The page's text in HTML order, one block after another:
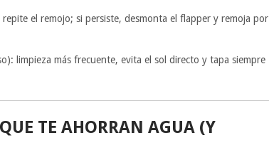
repite el remojo; si persiste, desmonta el flapper y remoja por
limpieza más frecuente, evita el sol directo y tapa siempre
TE AHORRAN AGUA (Y